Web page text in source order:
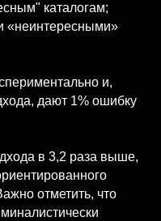
каталогам;
«неинтересными»
и,
дают 1% ошибку
в 3,2 раза выше,
отметить, что